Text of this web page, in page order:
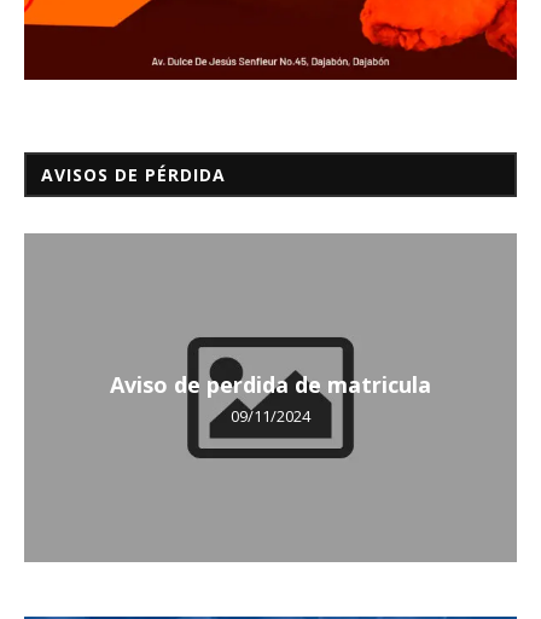
AVISOS DE PÉRDIDA
Aviso de perdida de matricula
09/11/2024